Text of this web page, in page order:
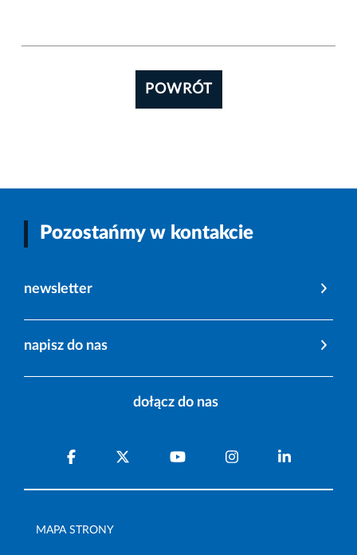
POWRÓT
Pozostańmy w kontakcie
newsletter
napisz do nas
dołącz do nas
MAPA STRONY